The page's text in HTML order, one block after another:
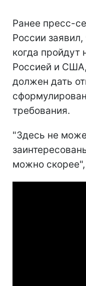
Ранее пресс-
России
когда
Россией и
должен дать
требования.
"Здесь не
можно